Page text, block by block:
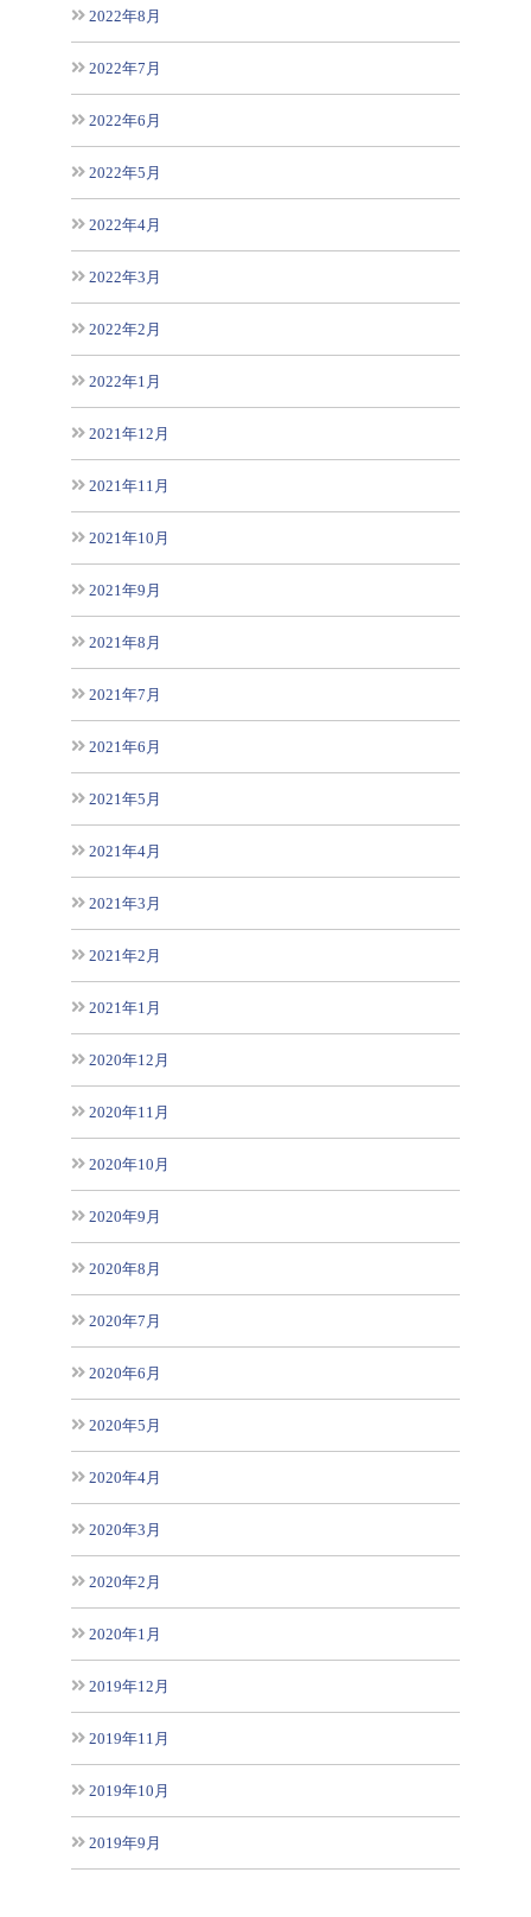
2022年8月
2022年7月
2022年6月
2022年5月
2022年4月
2022年3月
2022年2月
2022年1月
2021年12月
2021年11月
2021年10月
2021年9月
2021年8月
2021年7月
2021年6月
2021年5月
2021年4月
2021年3月
2021年2月
2021年1月
2020年12月
2020年11月
2020年10月
2020年9月
2020年8月
2020年7月
2020年6月
2020年5月
2020年4月
2020年3月
2020年2月
2020年1月
2019年12月
2019年11月
2019年10月
2019年9月